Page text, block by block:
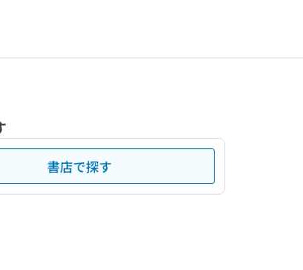
書店で探す